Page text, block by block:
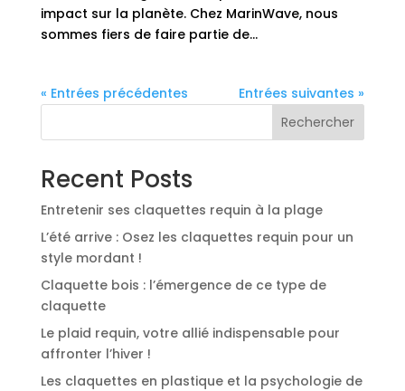
impact sur la planète. Chez MarinWave, nous
sommes fiers de faire partie de...
« Entrées précédentes
Entrées suivantes »
Rechercher
Recent Posts
Entretenir ses claquettes requin à la plage
L’été arrive : Osez les claquettes requin pour un
style mordant !
Claquette bois : l’émergence de ce type de
claquette
Le plaid requin, votre allié indispensable pour
affronter l’hiver !
Les claquettes en plastique et la psychologie de